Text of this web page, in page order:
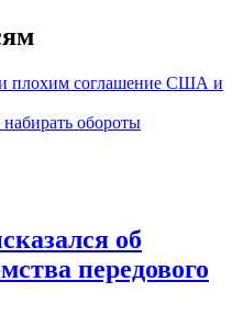
плохим соглашение США и
обороты
об
передового